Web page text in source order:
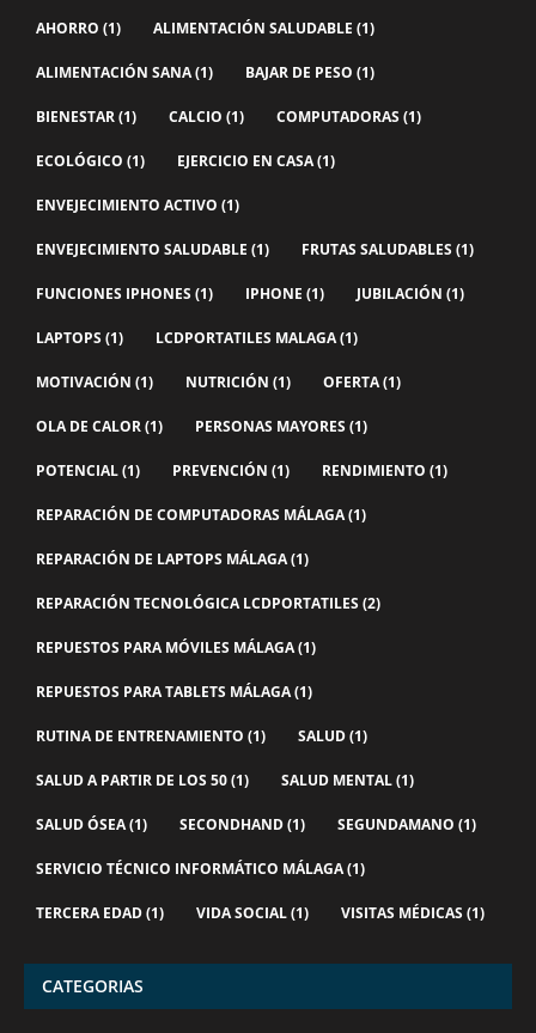
AHORRO (1) ALIMENTACIÓN SALUDABLE (1)
ALIMENTACIÓN SANA(1) BAJAR DE PESO (1)
BIENESTAR(1) CALCIO (1) COMPUTADORAS (1)
ECOLÓGICO (1) EJERCICIO EN CASA(1)
ENVEJECIMIENTO ACTIVO (1)
ENVEJECIMIENTO SALUDABLE (1) FRUTAS SALUDABLES (1)
FUNCIONES IPHONES (1) IPHONE (1) JUBILACIÓN (1)
LAPTOPS (1) LCDPORTATILES MALAGA(1)
MOTIVACIÓN (1) NUTRICIÓN (1) OFERTA(1)
OLA DE CALOR(1) PERSONAS MAYORES (1)
POTENCIAL(1) PREVENCIÓN (1) RENDIMIENTO (1)
REPARACIÓN DE COMPUTADORAS MÁLAGA(1)
REPARACIÓN DE LAPTOPS MÁLAGA(1)
REPARACIÓN TECNOLÓGICA LCDPORTATILES (2)
REPUESTOS PARA MÓVILES MÁLAGA(1)
REPUESTOS PARA TABLETS MÁLAGA(1)
RUTINA DE ENTRENAMIENTO (1) SALUD(1)
SALUD A PARTIR DE LOS 50(1) SALUD MENTAL(1)
SALUD ÓSEA(1) SECONDHAND(1) SEGUNDAMANO (1)
SERVICIO TÉCNICO INFORMÁTICO MÁLAGA(1)
TERCERA EDAD(1) VIDA SOCIAL(1) VISITAS MÉDICAS (1)
CATEGORIAS